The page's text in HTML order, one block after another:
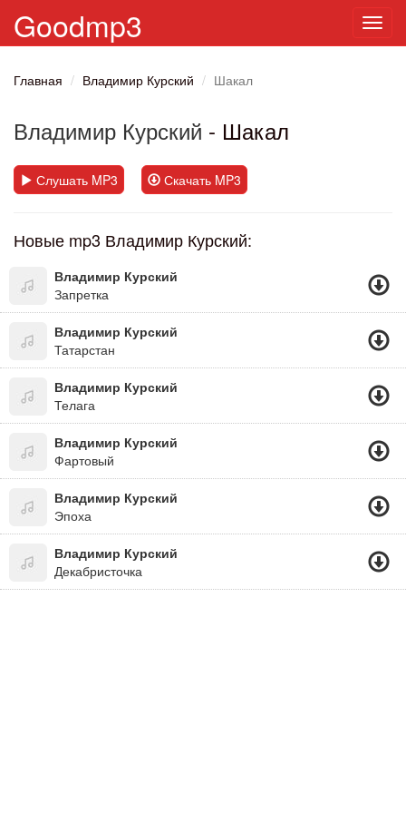
Goodmp3
Главная Владимир Курский Шакал
Владимир Курский - Шакал
Слушать MP3 Скачать MP3
Новые mp3 Владимир Курский:
Владимир Курский
Запретка
Владимир Курский
Татарстан
Владимир Курский
Телага
Владимир Курский
Фартовый
Владимир Курский
Эпоха
Владимир Курский
Декабристочка